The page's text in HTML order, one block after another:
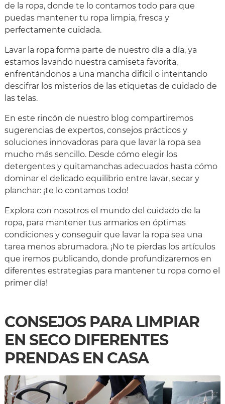
de la ropa, donde te lo contamos todo para que
puedas mantener tu ropa limpia, fresca y
perfectamente cuidada.
Lavar la ropa forma parte de nuestro día a día, ya
estamos lavando nuestra camiseta favorita,
enfrentándonos a una mancha difícil o intentando
descifrar los misterios de las etiquetas de cuidado de
las telas.
En este rincón de nuestro blog compartiremos
sugerencias de expertos, consejos prácticos y
soluciones innovadoras para que lavar la ropa sea
mucho más sencillo. Desde cómo elegir los
detergentes y quitamanchas adecuados hasta cómo
dominar el delicado equilibrio entre lavar, secar y
planchar: ¡te lo contamos todo!
Explora con nosotros el mundo del cuidado de la
ropa, para mantener tus armarios en óptimas
condiciones y conseguir que lavar la ropa sea una
tarea menos abrumadora. ¡No te pierdas los artículos
que iremos publicando, donde profundizaremos en
diferentes estrategias para mantener tu ropa como el
primer día!
CONSEJOS PARA LIMPIAR
EN SECO DIFERENTES
PRENDAS EN CASA